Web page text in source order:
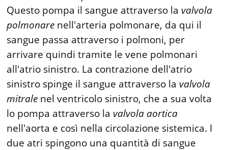
Questo pompa il sangue attraverso la valvola
polmonare nell'arteria polmonare, da qui il
sangue passa attraverso i polmoni, per
arrivare quindi tramite le vene polmonari
all'atrio sinistro. La contrazione dell'atrio
sinistro spinge il sangue attraverso la valvola
mitrale nel ventricolo sinistro, che a sua volta
lo pompa attraverso la valvola aortica
nell'aorta e così nella circolazione sistemica. I
due atri spingono una quantità di sangue